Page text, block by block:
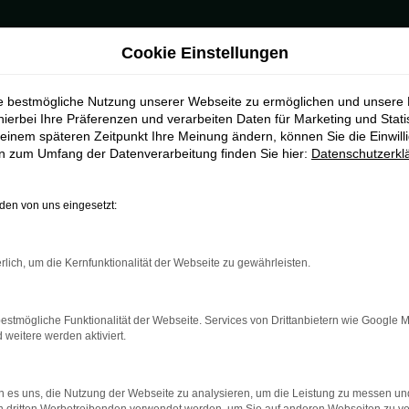
bestimmter Seiten verhindern. Funktioniert die Seite in
beheben.
auf dem neuesten Stand sind.
kann auch dazu führen, dass bestimmte Funktionen
Cookie Einstellungen
bestmögliche Nutzung unserer Webseite zu ermöglichen und unsere
Ihre Präferenzen und verarbeiten Daten für Marketing und
späteren Zeitpunkt Ihre Meinung ändern, können Sie die
zum Umfang der Datenverarbeitung finden Sie hier:
von uns eingesetzt:
um die Kernfunktionalität der Webseite zu gewährleisten.
Funktionalität der Webseite. Services von Drittanbietern wie Google
weitere werden aktiviert.
es uns, die Nutzung der Webseite zu analysieren, um die Leistung zu messen